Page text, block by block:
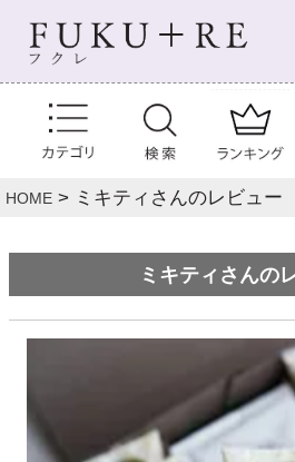
HOME ミキティさんのレビュー
ミキティさんの